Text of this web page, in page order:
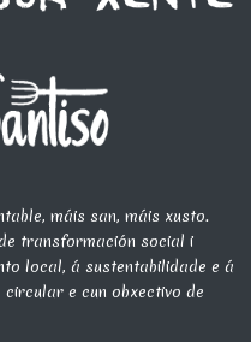
máis san, máis xusto.
transformación social i
local, á sustentabilidade e á
e cun obxectivo de